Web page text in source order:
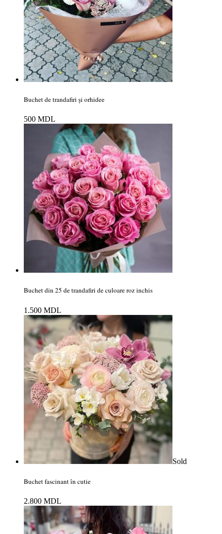
Buchet de trandafiri și orhidee
500 MDL
Buchet din 25 de trandafiri de culoare roz inchis
1.500 MDL
Sold
Buchet fascinant în cutie
2.800 MDL